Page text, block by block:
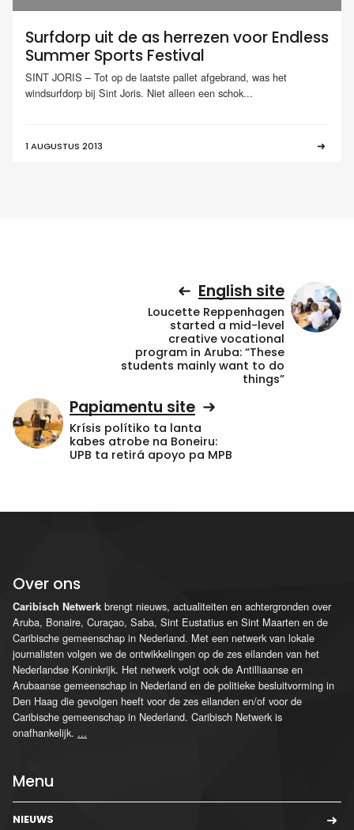
Surfdorp uit de as herrezen voor Endless
Summer Sports Festival
SINT JORIS – Tot op de laatste pallet afgebrand, was het
windsurfdorp bij Sint Joris. Niet alleen een schok...
1 AUGUSTUS 2013
English site
Loucette Reppenhagen
started a mid-level
creative vocational
program in Aruba: “These
students mainly want to do
things”
Papiamentu site
Krísis polítiko ta lanta
kabes atrobe na Boneiru:
UPB ta retirá apoyo pa MPB
Over ons
Caribisch Netwerk brengt nieuws, actualiteiten en achtergronden over
Aruba, Bonaire, Curaçao, Saba, Sint Eustatius en Sint Maarten en de
Caribische gemeenschap in Nederland. Met een netwerk van lokale
journalisten volgen we de ontwikkelingen op de zes eilanden van het
Nederlandse Koninkrijk. Het netwerk volgt ook de Antilliaanse en
Arubaanse gemeenschap in Nederland en de politieke besluitvorming in
Den Haag die gevolgen heeft voor de zes eilanden en/of voor de
Caribische gemeenschap in Nederland. Caribisch Netwerk is
onafhankelijk. ...
Menu
NIEUWS